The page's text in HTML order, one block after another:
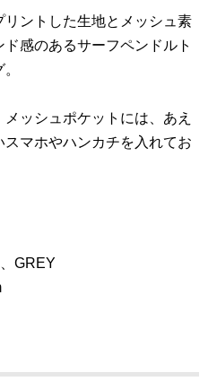
ントした生地とメッシュ素
感のあるサーフペンドルト
ッシュポケットには、あえ
マホやハンカチを入れてお
GREY